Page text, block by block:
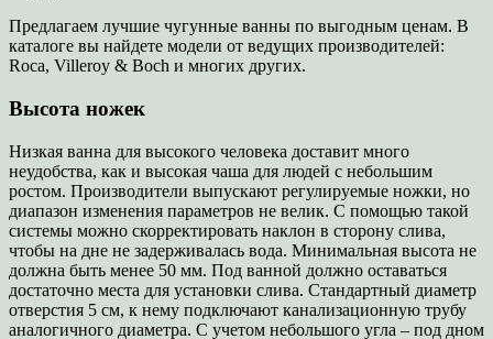
Предлагаем лучшие чугунные ванны по выгодным ценам. В
каталоге вы найдете модели от ведущих производителей:
Roca, Villeroy & Boch и многих других.
Высота ножек
Низкая ванна для высокого человека доставит много
неудобства, как и высокая чаша для людей с небольшим
ростом. Производители выпускают регулируемые ножки, но
диапазон изменения параметров не велик. С помощью такой
системы можно скорректировать наклон в сторону слива,
чтобы на дне не задерживалась вода. Минимальная высота не
должна быть менее 50 мм. Под ванной должно оставаться
достаточно места для установки слива. Стандартный диаметр
отверстия 5 см, к нему подключают канализационную трубу
аналогичного диаметра. С учетом небольшого угла – под дном